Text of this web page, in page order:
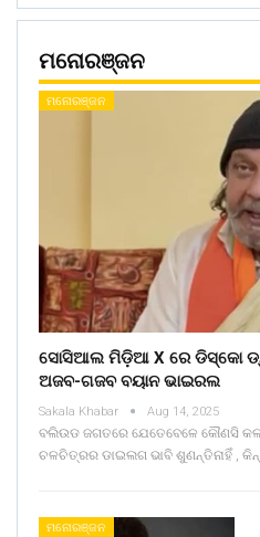
ମନୋରଞ୍ଜନ
ମନୋରଞ୍ଜନ
ସୋସିଆଲ ମିଡ଼ିଆ X ରେ ଡିସ୍କୋ
ଅଜବ-ଗଜବ ବୟାନ ଭାଇରଲ
Sakala Khabar Aug 14, 2025
ବଲିଉଡ ଜଗତରେ ଯେତେବେଳେ କୌଣସି
ଚଳଚିତ୍ରର ଡାଇଲଗ ଭାବି ଶୁଣନ୍ତିନାହିଁ ,
ମନୋରଞ୍ଜନ